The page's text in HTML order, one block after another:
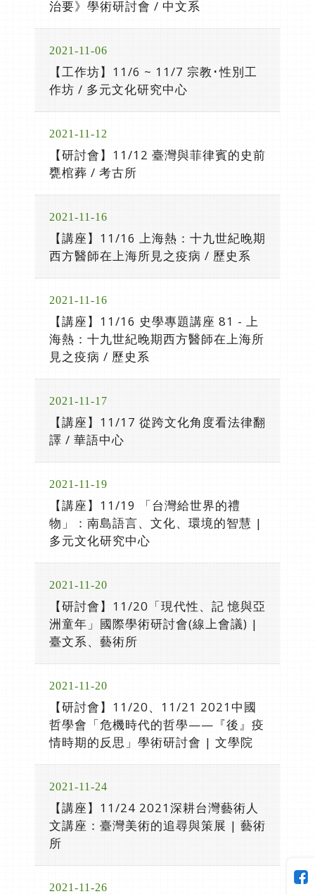
治要》學術研討會 / 中文系
2021-11-06
【工作坊】11/6 ~ 11/7 宗教･性別工
作坊 / 多元文化研究中心
2021-11-12
【研討會】11/12 臺灣與菲律賓的史前
甕棺葬 / 考古所
2021-11-16
【講座】11/16 上海熱：十九世紀晚期
西方醫師在上海所見之疫病 / 歷史系
2021-11-16
【講座】11/16 史學專題講座 81 - 上
海熱：十九世紀晚期西方醫師在上海所
見之疫病 / 歷史系
2021-11-17
【講座】11/17 從跨文化角度看法律翻
譯 / 華語中心
2021-11-19
【講座】11/19 「台灣給世界的禮
物」：南島語言、文化、環境的智慧 |
多元文化研究中心
2021-11-20
【研討會】11/20「現代性、記 憶與亞
洲童年」國際學術研討會(線上會議) |
臺文系、藝術所
2021-11-20
【研討會】11/20、11/21 2021中國
哲學會「危機時代的哲學——『後』疫
情時期的反思」學術研討會 | 文學院
2021-11-24
【講座】11/24 2021深耕台灣藝術人
文講座：臺灣美術的追尋與策展 | 藝術
所
2021-11-26